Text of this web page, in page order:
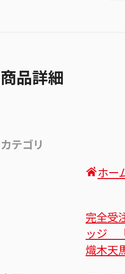
商品詳細
カテゴリ
ホー
完全受
ッジ
熾木天